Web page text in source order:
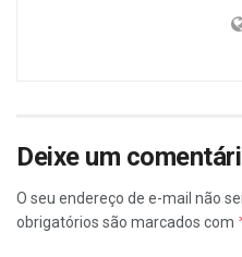
Deixe um
O seu endereço de e-mail não
obrigatórios são marcados com